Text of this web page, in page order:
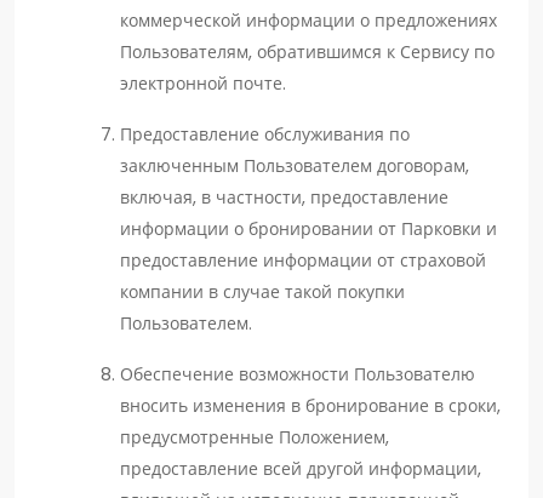
коммерческой информации о предложениях
Пользователям, обратившимся к Сервису по
электронной почте.
Предоставление обслуживания по
заключенным Пользователем договорам,
включая, в частности, предоставление
информации о бронировании от Парковки и
предоставление информации от страховой
компании в случае такой покупки
Пользователем.
Обеспечение возможности Пользователю
вносить изменения в бронирование в сроки,
предусмотренные Положением,
предоставление всей другой информации,